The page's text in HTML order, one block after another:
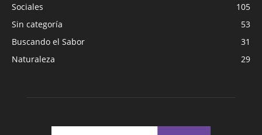
Sociales
105
Sin categoría
53
Buscando el Sabor
31
Naturaleza
29